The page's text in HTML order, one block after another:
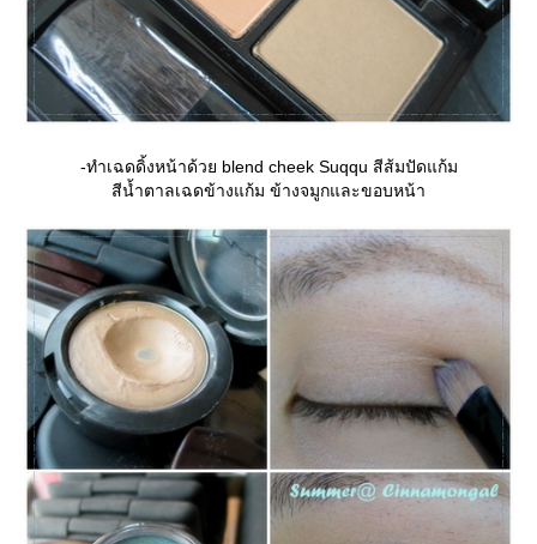
-ทำเฉดดิ้งหน้าด้วย blend cheek Suqqu สีส้มปัดแก้ม
สีน้ำตาลเฉดข้างแก้ม ข้างจมูกและขอบหน้า